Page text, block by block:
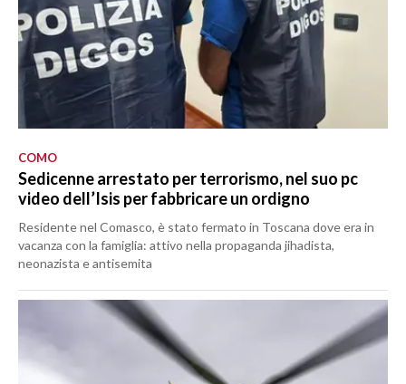
COMO
Sedicenne arrestato per terrorismo, nel suo pc
video dell’Isis per fabbricare un ordigno
Residente nel Comasco, è stato fermato in Toscana dove era in
vacanza con la famiglia: attivo nella propaganda jihadista,
neonazista e antisemita